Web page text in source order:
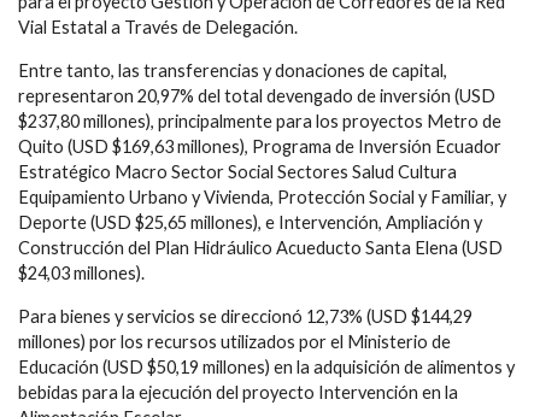
Vial Estatal a Través de Delegación.
Entre tanto, las transferencias y donaciones de capital,
representaron 20,97% del total devengado de inversión (USD
$237,80 millones), principalmente para los proyectos Metro de
Quito (USD $169,63 millones), Programa de Inversión Ecuador
Estratégico Macro Sector Social Sectores Salud Cultura
Equipamiento Urbano y Vivienda, Protección Social y Familiar, y
Deporte (USD $25,65 millones), e Intervención, Ampliación y
Construcción del Plan Hidráulico Acueducto Santa Elena (USD
$24,03 millones).
Para bienes y servicios se direccionó 12,73% (USD $144,29
millones) por los recursos utilizados por el Ministerio de
Educación (USD $50,19 millones) en la adquisición de alimentos y
bebidas para la ejecución del proyecto Intervención en la